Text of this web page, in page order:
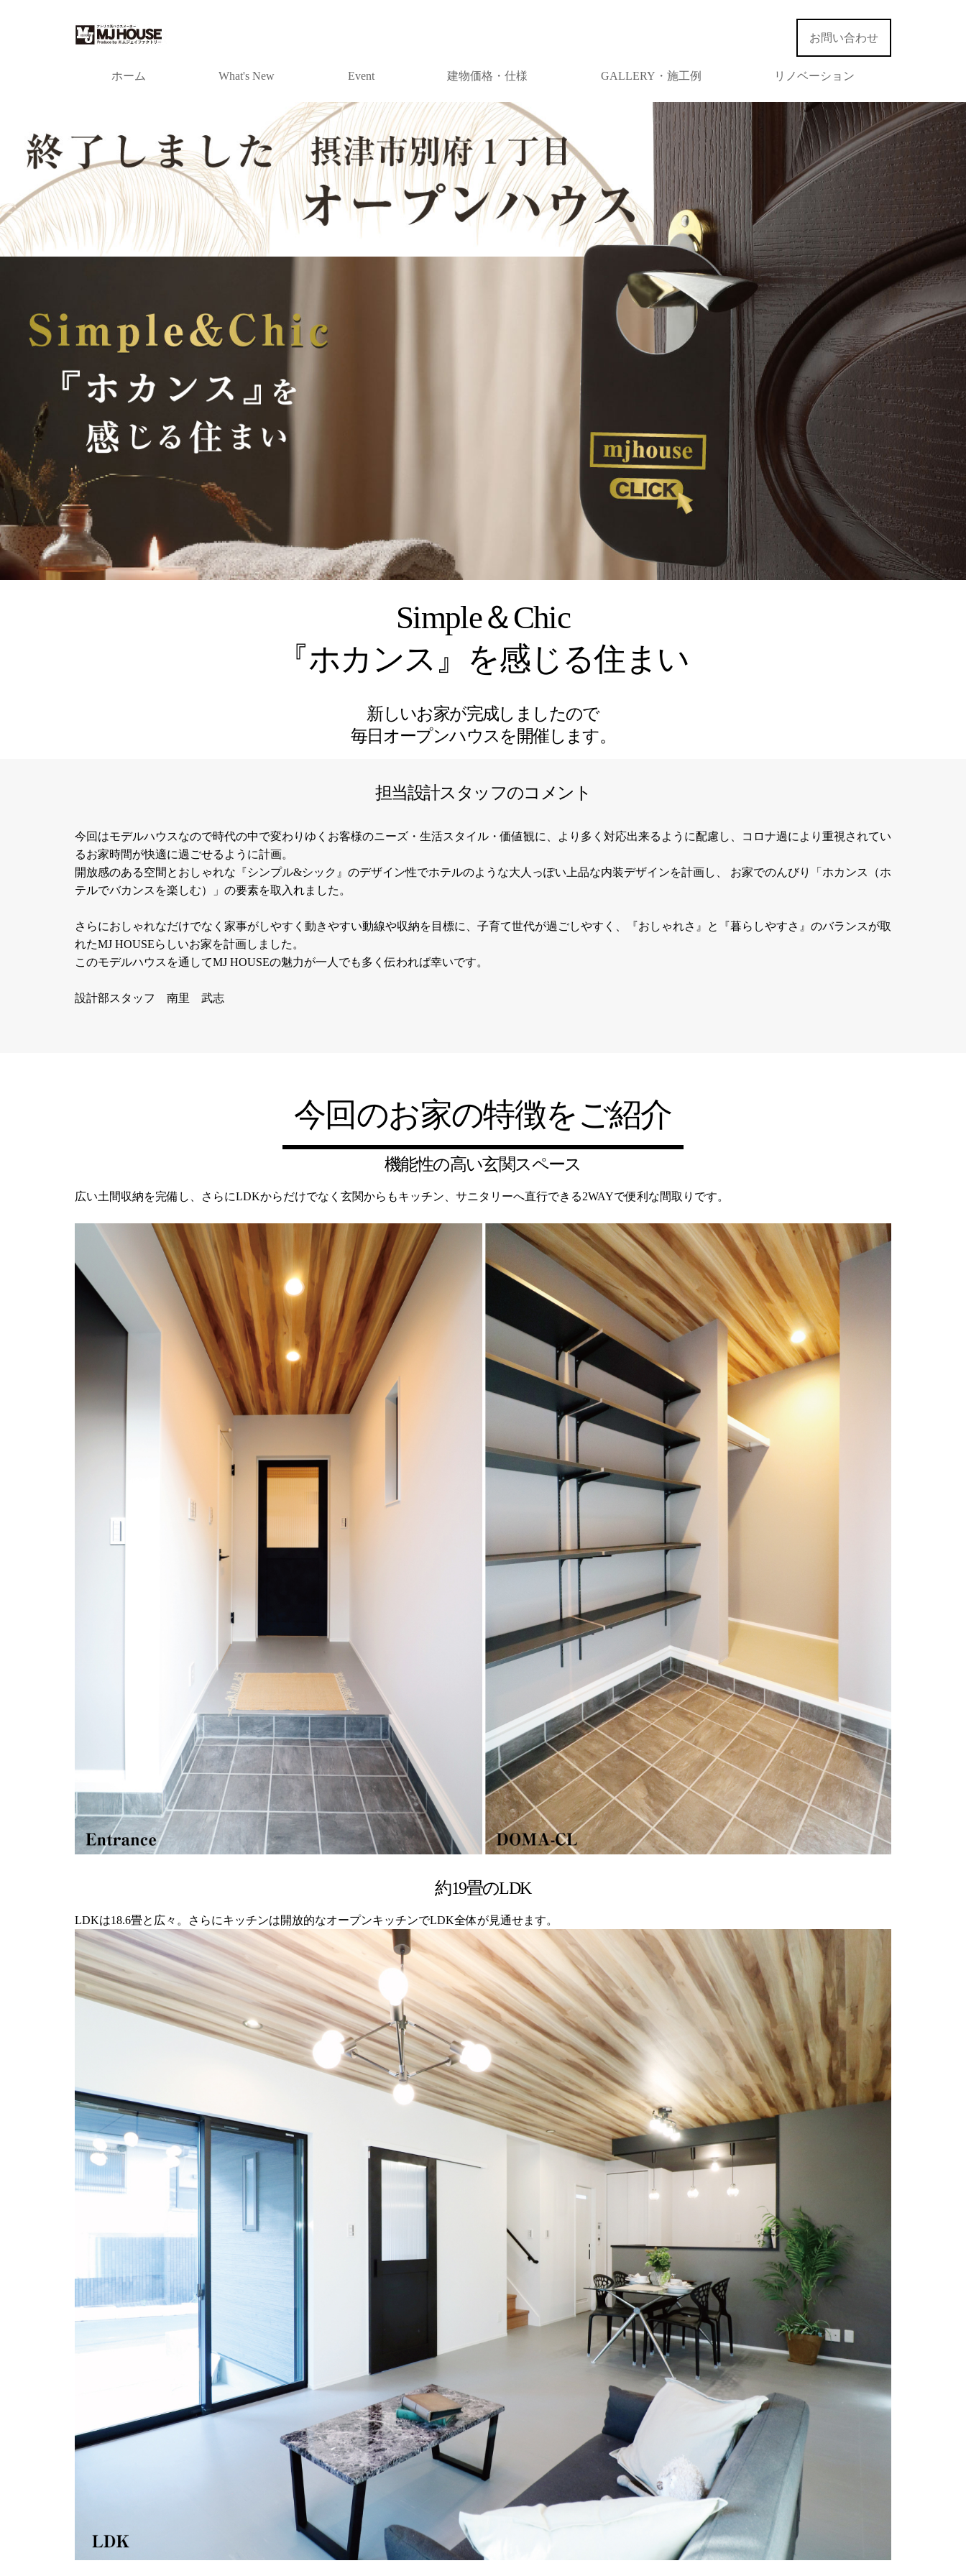
お問い合わせ
ホーム What's New Event 建物価格・仕様 GALLERY・施工例 リノベーション
Simple＆Chic
『ホカンス』を感じる住まい
新しいお家が完成しましたので
毎日オープンハウスを開催します。
担当設計スタッフのコメント
今回はモデルハウスなので時代の中で変わりゆくお客様のニーズ・生活スタイル・価値観に、より多く対応出来るように配慮し、コロナ過により重視されてい
るお家時間が快適に過ごせるように計画。
開放感のある空間とおしゃれな『シンプル&シック』のデザイン性でホテルのような大人っぽい上品な内装デザインを計画し、 お家でのんびり「ホカンス（ホ
テルでバカンスを楽しむ）」の要素を取入れました。
さらにおしゃれなだけでなく家事がしやすく動きやすい動線や収納を目標に、子育て世代が過ごしやすく、『おしゃれさ』と『暮らしやすさ』のバランスが取
れたMJ HOUSEらしいお家を計画しました。
このモデルハウスを通してMJ HOUSEの魅力が一人でも多く伝われば幸いです。
設計部スタッフ 南里 武志
今回のお家の特徴をご紹介
機能性の高い玄関スペース
広い土間収納を完備し、さらにLDKからだけでなく玄関からもキッチン、サニタリーへ直行できる2WAYで便利な間取りです。
約19畳のLDK
LDKは18.6畳と広々。さらにキッチンは開放的なオープンキッチンでLDK全体が見通せます。